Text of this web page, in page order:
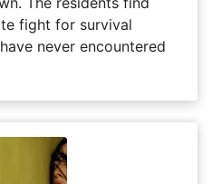
fight for survival
never encountered